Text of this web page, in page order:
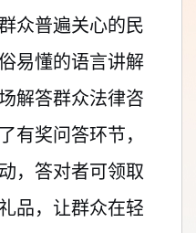
众普遍关心的民
易懂的语言讲解
解答群众法律咨
有奖问答环节，
，答对者可领取
品，让群众在轻